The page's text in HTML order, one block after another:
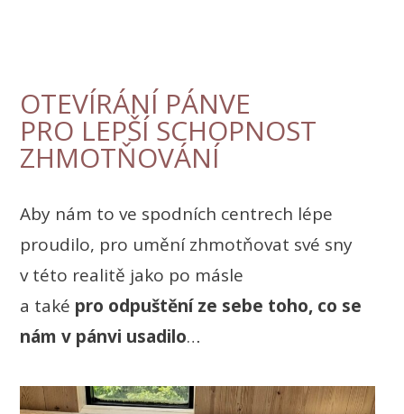
OTEVÍRÁNÍ PÁNVE
PRO LEPŠÍ SCHOPNOST
ZHMOTŇOVÁNÍ
Aby nám to ve spodních centrech lépe
proudilo, pro umění zhmotňovat své sny
v této realitě jako po másle
a také pro odpuštění ze sebe toho, co se
nám v pánvi usadilo…